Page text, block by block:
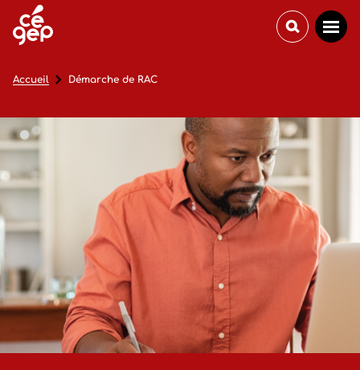
Accueil Démarche de RAC